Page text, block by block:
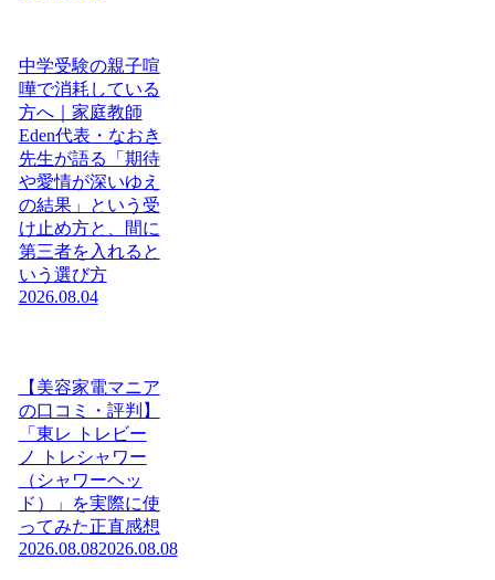
中学受験の親子喧
嘩で消耗している
方へ｜家庭教師
Eden代表・なおき
先生が語る「期待
や愛情が深いゆえ
の結果」という受
け止め方と、間に
第三者を入れると
いう選び方
2026.08.04
【美容家電マニア
の口コミ・評判】
「東レ トレビー
ノ トレシャワー
（シャワーヘッ
ド）」を実際に使
ってみた正直感想
2026.08.082026.08.08